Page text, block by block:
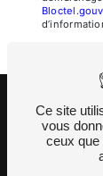
©
Ce site
vous
ceux que